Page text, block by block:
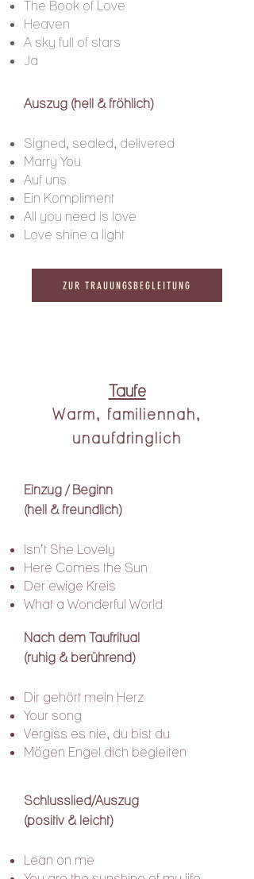
The Book of Love
Heaven
A sky full of stars
Ja
Auszug (hell & fröhlich)
Signed, sealed, delivered
Marry You
Auf uns
Ein Kompliment
All you need is love
Love shine a light
ZUR TRAUUNGSBEGLEITUNG
Taufe
Warm, familiennah,
unaufdringlich
Einzug / Beginn
(hell & freundlich)
Isn’t She Lovely
Here Comes the Sun
Der ewige Kreis
What a Wonderful World
Nach dem Taufritual
(ruhig & berührend)
Dir gehört mein Herz
Your song
Vergiss es nie, du bist du
Mögen Engel dich begleiten
Schlusslied/Auszug
(positiv & leicht)
Lean on me